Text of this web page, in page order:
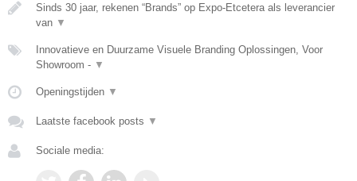
Sinds 30 jaar, rekenen “Brands” op Expo-Etcetera als leverancier
van ▼
Innovatieve en Duurzame Visuele Branding Oplossingen, Voor
Showroom - ▼
Openingstijden ▼
Laatste facebook posts ▼
Sociale media: